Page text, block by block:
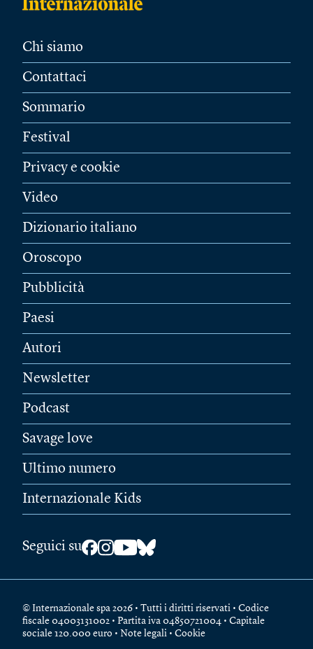
Chi siamo
Contattaci
Sommario
Festival
Privacy e cookie
Video
Dizionario italiano
Oroscopo
Pubblicità
Paesi
Autori
Newsletter
Podcast
Savage love
Ultimo numero
Internazionale Kids
Seguici su
© Internazionale spa 2026 • Tutti i diritti riservati • Codice
fiscale 04003131002 • Partita iva 04850721004 • Capitale
sociale 120.000 euro • Note legali • Cookie